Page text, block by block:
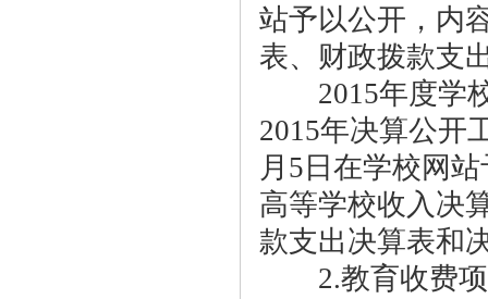
站予以公开，内
表、财政拨款支
2015年度学校
2015年决算公开
月5日在学校网
高等学校收入决
款支出决算表和
2.教育收费项